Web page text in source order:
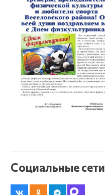
Социальные сети